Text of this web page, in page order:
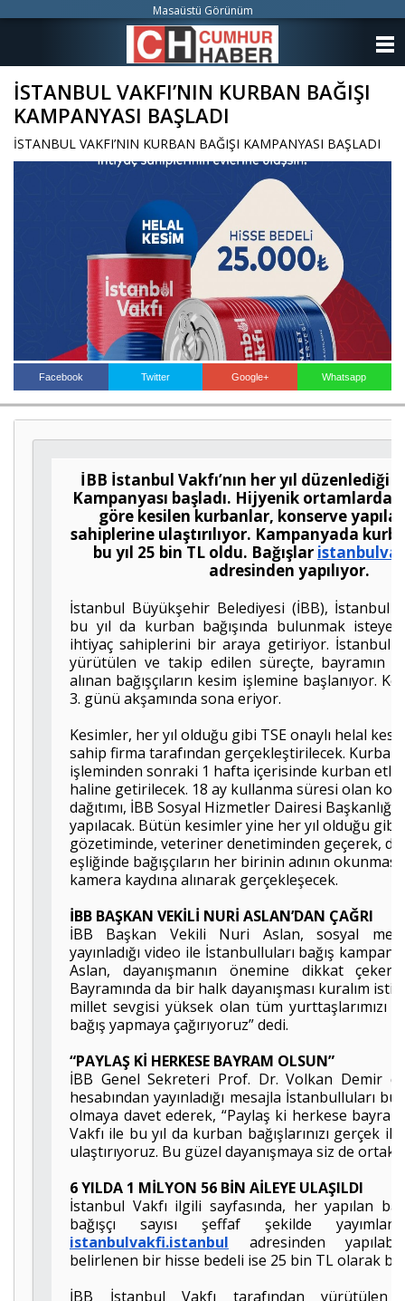
İSTANBUL VAKFI’NIN KURBAN BAĞIŞI
KAMPANYASI BAŞLADI
İSTANBUL VAKFI’NIN KURBAN BAĞIŞI KAMPANYASI BAŞLADI
Facebook Twitter Google+ Whatsapp
İBB İstanbul Vakfı’nın her yıl düzenlediği
Kampanyası başladı. Hijyenik ortamlarda
göre kesilen kurbanlar, konserve
sahiplerine ulaştırılıyor. Kampanyada
bu yıl 25 bin TL oldu. Bağışlar
adresinden yapılıyor.
İstanbul Büyükşehir Belediyesi (İBB), İstanbul
bu yıl da kurban bağışında bulunmak
ihtiyaç sahiplerini bir araya getiriyor. İstanbul
yürütülen ve takip edilen süreçte, bayramın
alınan bağışçıların kesim işlemine başlanıyor.
3. günü akşamında sona eriyor.
Kesimler, her yıl olduğu gibi TSE onaylı helal
sahip firma tarafından gerçekleştirilecek. Kurban
işleminden sonraki 1 hafta içerisinde kurban
haline getirilecek. 18 ay kullanma süresi olan
dağıtımı, İBB Sosyal Hizmetler Dairesi Başkanlığı
yapılacak. Bütün kesimler yine her yıl olduğu
gözetiminde, veteriner denetiminden geçerek,
eşliğinde bağışçıların her birinin adının
kamera kaydına alınarak gerçekleşecek.
İBB BAŞKAN VEKİLİ NURİ ASLAN’DAN ÇAĞRI
İBB Başkan Vekili Nuri Aslan, sosyal
yayınladığı video ile İstanbulluları bağış
Aslan, dayanışmanın önemine dikkat
Bayramında da bir halk dayanışması kuralım
millet sevgisi yüksek olan tüm yurttaşlarımızı
bağış yapmaya çağırıyoruz” dedi.
“PAYLAŞ Kİ HERKESE BAYRAM OLSUN”
İBB Genel Sekreteri Prof. Dr. Volkan Demir
hesabından yayınladığı mesajla İstanbulluları
olmaya davet ederek, “Paylaş ki herkese
Vakfı ile bu yıl da kurban bağışlarınızı gerçek
ulaştırıyoruz. Bu güzel dayanışmaya siz de ortak
6 YILDA 1 MİLYON 56 BİN AİLEYE ULAŞILDI
İstanbul Vakfı ilgili sayfasında, her yapılan
bağışçı sayısı şeffaf şekilde
istanbulvakfi.istanbul adresinden
belirlenen bir hisse bedeli ise 25 bin TL olarak
İBB İstanbul Vakfı tarafından yürütülen
Masaüstü Görünüm
KATEGORİLER
FOTO GALERİ
VİDEO GALERİ
KÜNYE
İLETİŞİM
Haberin Doğru Adresi.